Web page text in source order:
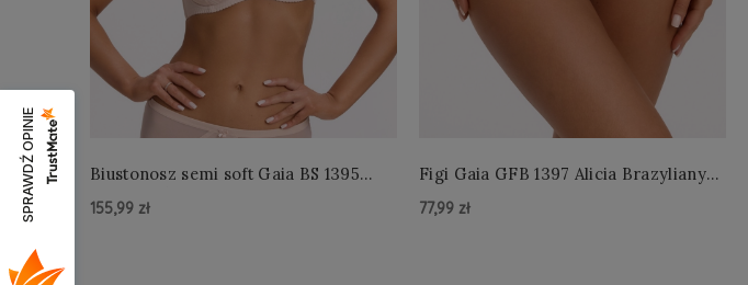
Biustonosz semi soft Gaia BS 1395
155,99 zł
Figi Gaia GFB 1397 Alicia Brazyliany
77,99 zł
SPRAWDŹ OPINIE